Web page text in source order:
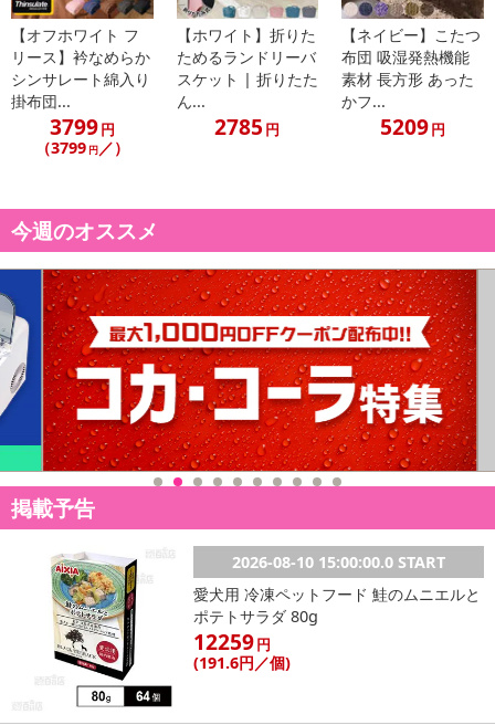
幅100cm×丈150cm
幅100cm×丈178cm
幅100cm×丈190cm
幅100cm×丈200cm
■素材
■生地の厚さ
約1mm
■特徴
・強い日差しをさえぎる1級遮光の生地を使用。
・通常のカーテンより大きめのサイズで隙間を少なくして室外から
の冷気・暖気を抑え省エネ効果が期待できます。
・アジャスターフック仕様で丈の微調整が出来ます。
・手軽に洗えるウォッシャブルタイプです。
・1.5倍ひだ仕様でボリューム感のある見た目になります。
■付属品
アジャスターフック
・商品カラー：ライトベージュ
・商品サイズ：幅100cm×丈150cm
注意事項
【オフホワイト フ
リース】衿なめらか
シンサレート綿入り
掛布団...
3799円
（3799 円／）
【ホワイト】折りた
ためるランドリーバ
スケット | 折りたた
ん...
2785 円
【ネイビー】こたつ
布団 吸湿発熱機能
素材 長方形 あった
かフ...
5209円
今週のオススメ
掲載予告
2026-08-10 15:00:00.0 START
愛犬用 冷凍ペットフード 鮭のムニエルと
ポテトサラダ 80g
12259円
(191.6円 ／個)